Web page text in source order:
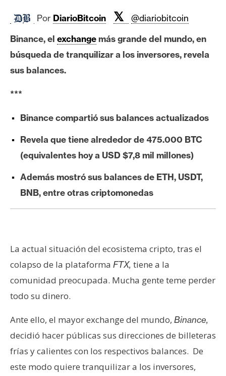
t
o
i
n
t
e
r
u
m
A
á
l
s
i
s
Por DiarioBitcoin 𝕏
@diariobitcoin
Binance, el exchangemás grande del mundo, en
búsqueda de tranquilizar a los inversores, revela
sus balances.
***
Binance compartió sus balances actualizados
Revela que tiene alrededor de 475.000 BTC
(equivalentes hoy a USD $7,8 mil millones)
Además mostró sus balances de ETH, USDT,
BNB, entre otras criptomonedas
La actual situación del ecosistema cripto, tras el
colapso de la plataforma FTX, tiene a la
comunidad preocupada. Mucha gente teme perder
todo su dinero.
Ante ello, el mayor exchange del mundo, Binance,
decidió hacer públicas sus direcciones de billeteras
frías y calientes con los respectivos balances. De
este modo quiere tranquilizar a los inversores,